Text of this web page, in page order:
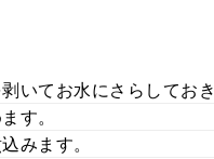
いてお水にさらしておき
す。
みます。